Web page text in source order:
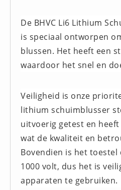
Brandvertragend
Brandvertragend (9)
CO2 meters
COVID-19 artikelen (0)
COVID-19 artikelen
COVID-19 artikelen (0)
De BHVC Li6 Lithium
is speciaal ontworpen
blussen. Het heeft een
waardoor het snel en
Veiligheid is onze
lithium schuimblusser
uitvoerig getest en
wat de kwaliteit en
Bovendien is het
1000 volt, dus het is
apparaten te gebruiken.